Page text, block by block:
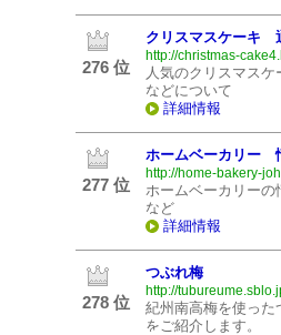
276 位
クリスマスケーキ
http://christmas-
人気のクリスマス
などについて
詳細情報
277 位
ホームベーカリー
http://home-bakery-
ホームベーカリーの
など
詳細情報
278 位
つぶれ梅
http://
紀州南高梅を使った
をご紹介します。